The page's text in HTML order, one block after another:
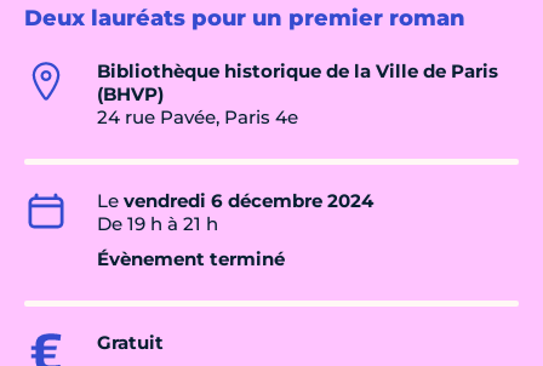
Deux lauréats pour un premier roman
Bibliothèque historique de la Ville de Paris
(BHVP)
24 rue Pavée, Paris 4e
Le vendredi 6 décembre 2024
De 19 h à 21 h
Évènement terminé
Gratuit